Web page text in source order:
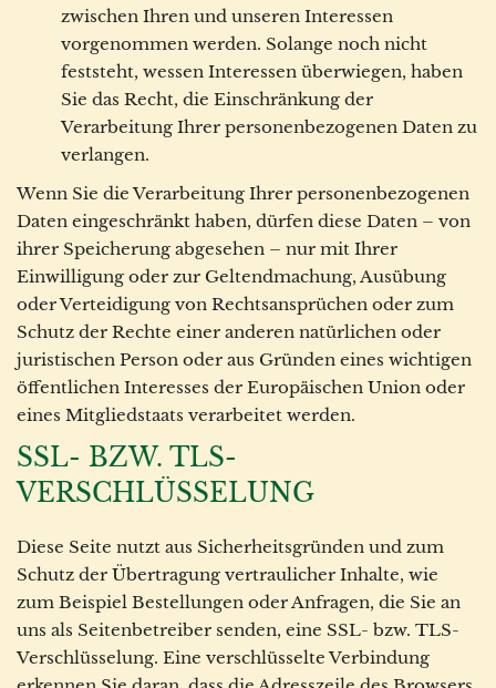
zwischen Ihren und unseren Interessen
vorgenommen werden. Solange noch nicht
feststeht, wessen Interessen überwiegen, haben
Sie das Recht, die Einschränkung der
Verarbeitung Ihrer personenbezogenen Daten zu
verlangen.
Wenn Sie die Verarbeitung Ihrer personenbezogenen
Daten eingeschränkt haben, dürfen diese Daten – von
ihrer Speicherung abgesehen – nur mit Ihrer
Einwilligung oder zur Geltendmachung, Ausübung
oder Verteidigung von Rechtsansprüchen oder zum
Schutz der Rechte einer anderen natürlichen oder
juristischen Person oder aus Gründen eines wichtigen
öffentlichen Interesses der Europäischen Union oder
eines Mitgliedstaats verarbeitet werden.
SSL- BZW. TLS-
VERSCHLÜSSELUNG
Diese Seite nutzt aus Sicherheitsgründen und zum
Schutz der Übertragung vertraulicher Inhalte, wie
zum Beispiel Bestellungen oder Anfragen, die Sie an
uns als Seitenbetreiber senden, eine SSL- bzw. TLS-
Verschlüsselung. Eine verschlüsselte Verbindung